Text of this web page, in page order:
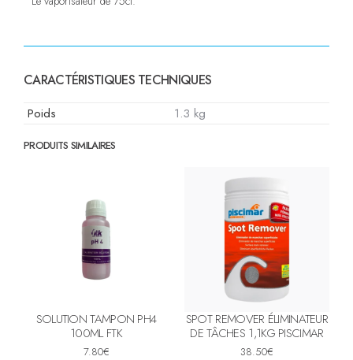
CARACTÉRISTIQUES TECHNIQUES
Poids 1.3 kg
PRODUITS SIMILAIRES
SOLUTION TAMPON PH4
100ML FTK
7.80€
SPOT REMOVER ÉLIMINATEUR
DE TÂCHES 1,1KG PISCIMAR
38.50€